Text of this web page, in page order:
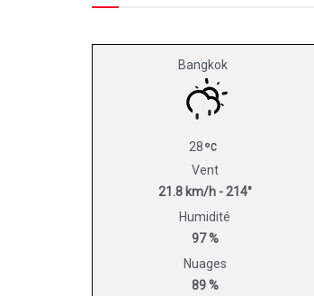
Bangkok
28
Vent
21.8 km/h - 214°
Humidité
97 %
Nuages
89 %